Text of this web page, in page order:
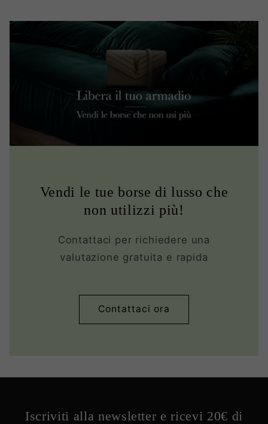
Vendi le tue borse di lusso che
non utilizzi più!
Contattaci per richiedere una
valutazione gratuita e rapida
Contattaci ora
Iscriviti alla newsletter e ricevi 20€ di